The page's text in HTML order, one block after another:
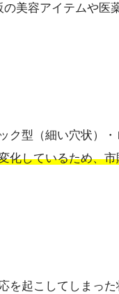
美容アイテムや医
ク型（細い穴状）
化しているため、
を起こしてしまっ